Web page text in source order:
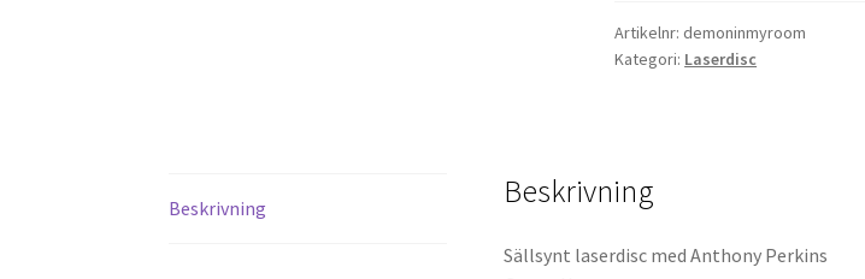
My
View
Artikelnr: demoninmyroom
Kategori: Laserdisc
Beskrivning Beskrivning
Sällsynt laserdisc med Anthony Perkins